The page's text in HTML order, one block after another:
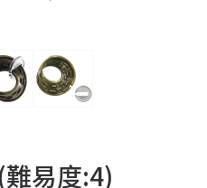
易度:4)